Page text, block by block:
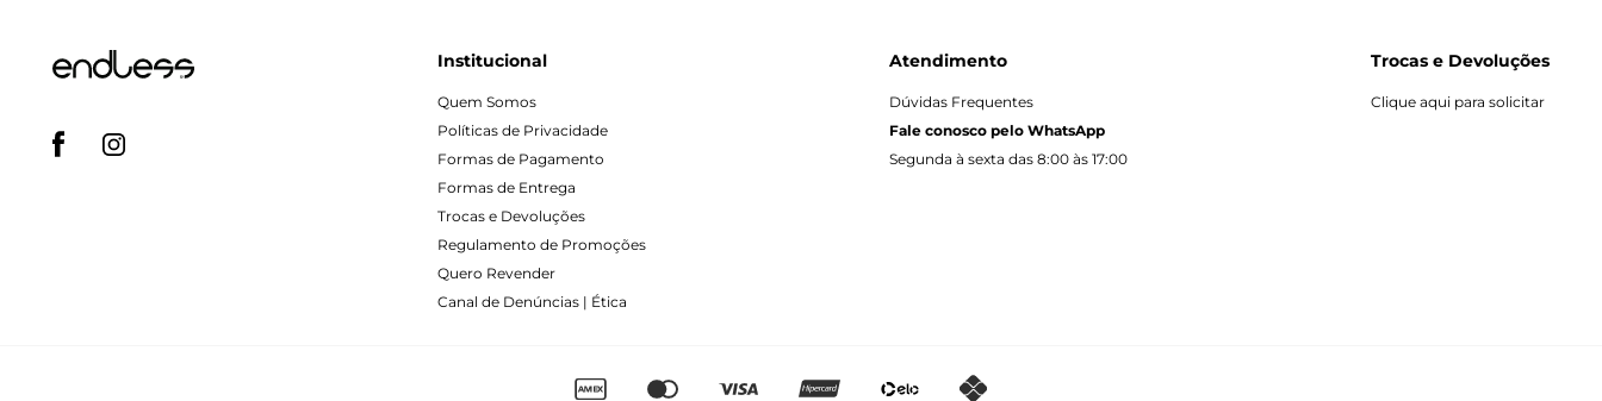
Institucional
Quem Somos
Políticas de Privacidade
Formas de Pagamento
Formas de Entrega
Trocas e Devoluções
Regulamento de Promoções
Quero Revender
Canal de Denúncias | Ética
Atendimento
Dúvidas Frequentes
Fale conosco pelo WhatsApp
Segunda à sexta das 8:00 às 17:00
Trocas e Devoluções
Clique aqui para solicitar